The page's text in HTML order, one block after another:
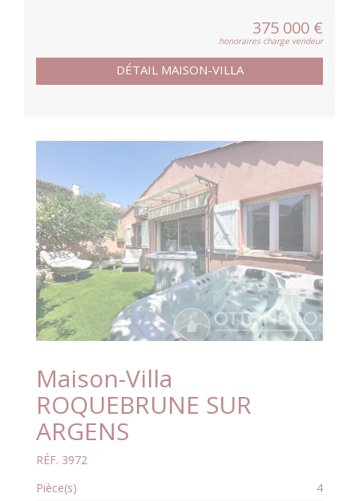
375 000 €
honoraires charge vendeur
DÉTAIL MAISON-VILLA
Maison-Villa
ROQUEBRUNE SUR
ARGENS
RÉF. 3972
Pièce(s)
4